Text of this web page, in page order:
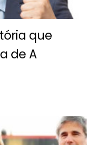
que
de A